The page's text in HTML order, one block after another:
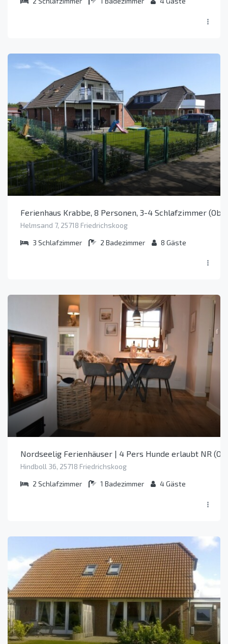
Ferienhaus Krabbe, 8 Personen, 3-4 Schlafzimmer
Helmsand 7, 25718 Friedrichskoog
3 Schlafzimmer 2 Badezimmer 8 Gäste
Nordseelig Ferienhäuser | 4 Pers Hunde erlaubt NR
Hindboll 36, 25718 Friedrichskoog
2 Schlafzimmer 1 Badezimmer 4Gäste